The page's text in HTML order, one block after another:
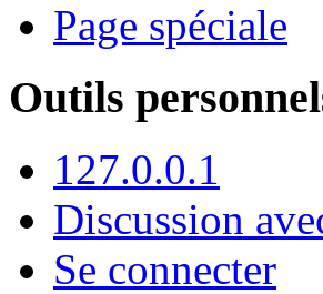
Page spéciale
Outils
127.0.0.1
Discussion
Se connecter